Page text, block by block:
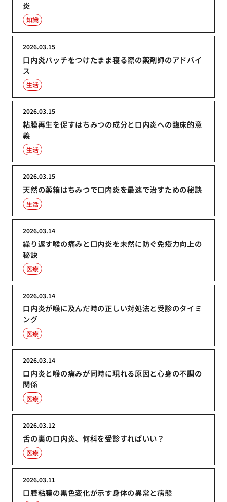
炎
知識
口内炎パッチをつけたまま寝る際の薬剤師のアドバイ
ス
2026.03.15
生活
粘膜再生を促すはちみつの成分と口内炎への臨床的意
義
2026.03.15
生活
天然の薬箱はちみつで口内炎を最速で治すための秘訣
2026.03.15
生活
繰り返す喉の痛みと口内炎を未然に防ぐ免疫力向上の
秘訣
2026.03.14
医療
口内炎が喉に及んだ時の正しい対処法と受診のタイミ
ング
2026.03.14
医療
口内炎と喉の痛みが同時に現れる原因と心身の不調の
関係
2026.03.14
医療
舌の裏の口内炎、何科を受診すればいい？
2026.03.12
医療
口腔粘膜の黒色変化が示す身体の異常と病態
2026.03.11